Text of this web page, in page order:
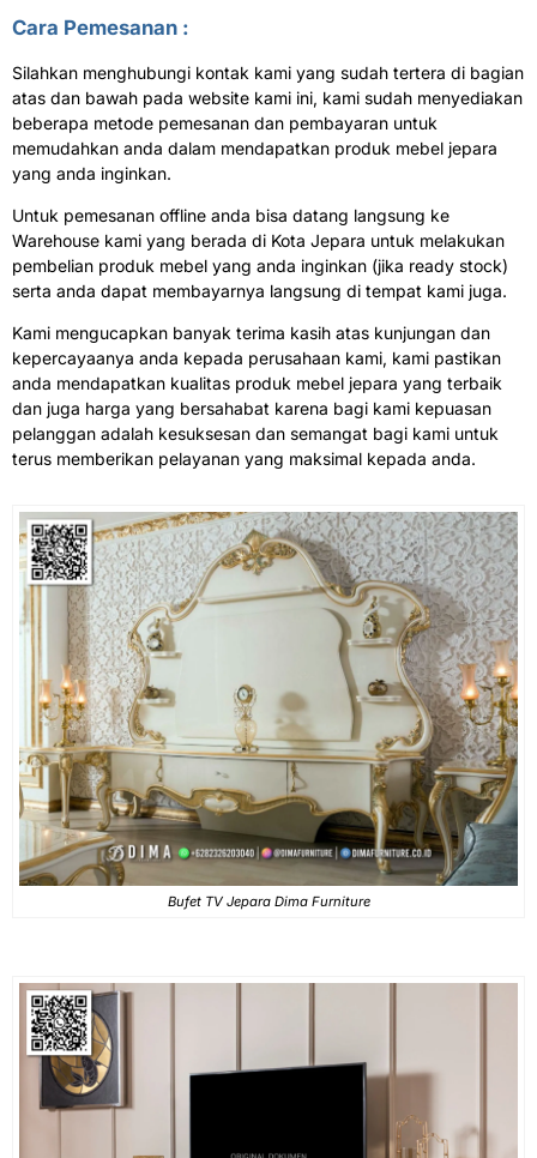
Cara Pemesanan :
Silahkan menghubungi kontak kami yang sudah tertera di bagian
atas dan bawah pada website kami ini, kami sudah menyediakan
beberapa metode pemesanan dan pembayaran untuk
memudahkan anda dalam mendapatkan produk mebel jepara
yang anda inginkan.
Untuk pemesanan offline anda bisa datang langsung ke
Warehouse kami yang berada di Kota Jepara untuk melakukan
pembelian produk mebel yang anda inginkan (jika ready stock)
serta anda dapat membayarnya langsung di tempat kami juga.
Kami mengucapkan banyak terima kasih atas kunjungan dan
kepercayaanya anda kepada perusahaan kami, kami pastikan
anda mendapatkan kualitas produk mebel jepara yang terbaik
dan juga harga yang bersahabat karena bagi kami kepuasan
pelanggan adalah kesuksesan dan semangat bagi kami untuk
terus memberikan pelayanan yang maksimal kepada anda.
Bufet TV Jepara Dima Furniture